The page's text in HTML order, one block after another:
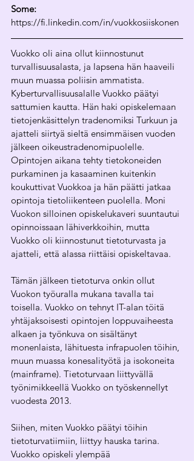
Some:
https://fi.linkedin.com/in/vuokkosiiskonen
Vuokko oli aina ollut kiinnostunut
turvallisuusalasta, ja lapsena hän haaveili
muun muassa poliisin ammatista.
Kyberturvallisuusalalle Vuokko päätyi
sattumien kautta. Hän haki opiskelemaan
tietojenkäsittelyn tradenomiksi Turkuun ja
ajatteli siirtyä sieltä ensimmäisen vuoden
jälkeen oikeustradenomipuolelle.
Opintojen aikana tehty tietokoneiden
purkaminen ja kasaaminen kuitenkin
koukuttivat Vuokkoa ja hän päätti jatkaa
opintoja tietoliikenteen puolella. Moni
Vuokon silloinen opiskelukaveri suuntautui
opinnoissaan lähiverkkoihin, mutta
Vuokko oli kiinnostunut tietoturvasta ja
ajatteli, että alassa riittäisi opiskeltavaa.
Tämän jälkeen tietoturva onkin ollut
Vuokon työuralla mukana tavalla tai
toisella. Vuokko on tehnyt IT-alan töitä
yhtäjaksoisesti opintojen loppuvaiheesta
alkaen ja työnkuva on sisältänyt
monenlaista, lähituesta infrapuolen töihin,
muun muassa konesalityötä ja isokoneita
(mainframe). Tietoturvaan liittyvällä
työnimikkeellä Vuokko on työskennellyt
vuodesta 2013.
Siihen, miten Vuokko päätyi töihin
tietoturvatiimiin, liittyy hauska tarina.
Vuokko opiskeli ylempää